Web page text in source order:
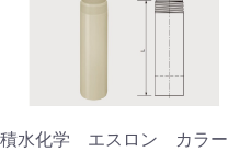
積水化学 エスロン カラー